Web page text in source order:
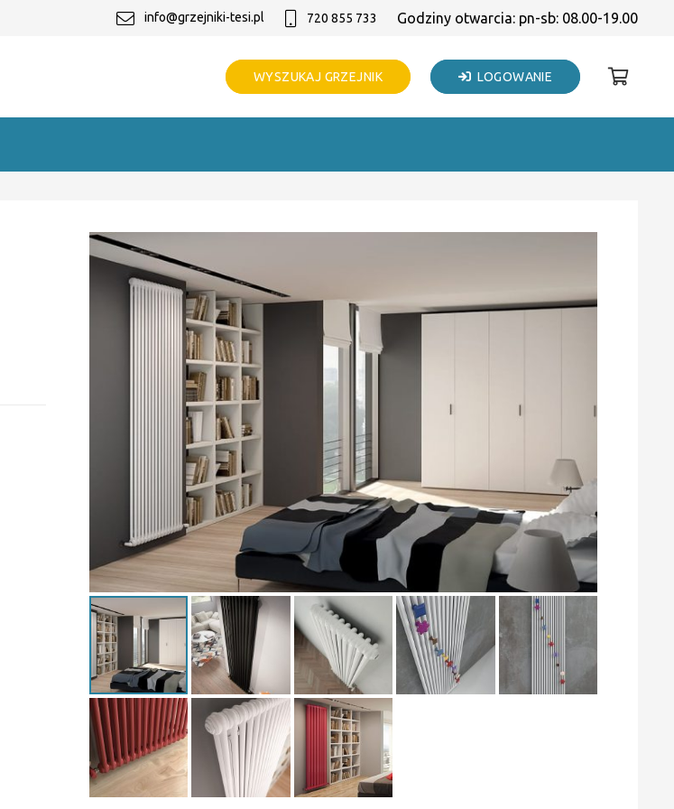
info@grzejniki-tesi.pl 720 855 733 Godziny otwarcia: pn-sb: 08.00-19.00
WYSZUKAJ GRZEJNIK LOGOWANIE